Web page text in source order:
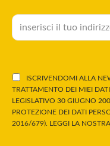
ISCRIVENDOMI ALLA
TRATTAMENTO DEI MIEI
LEGISLATIVO 30 GIUGNO
PROTEZIONE DEI DATI
2016/679). LEGGI LA NOSTRA